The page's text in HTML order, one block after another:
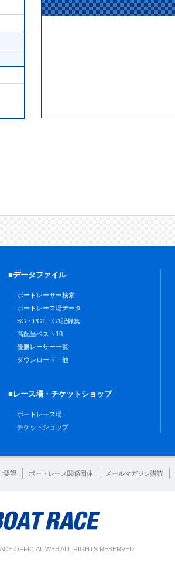
■データファイル
ボートレーサー検索
ボートレース場データ
SG・PG1・G1記録集
高配当ベスト10
優勝レーサー一覧
ダウンロード・他
■レース場・チケットショップ
ボートレース場
チケットショップ
要望 ボートレース関係団体 メールマガジン購読
OFFICIAL WEB ALL RIGHTS RESERVED.